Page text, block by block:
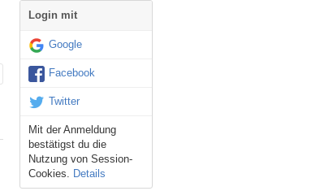
Login mit
Google
Facebook
Twitter
Mit der Anmeldung
bestätigst du die
Nutzung von Session-
Cookies. Details